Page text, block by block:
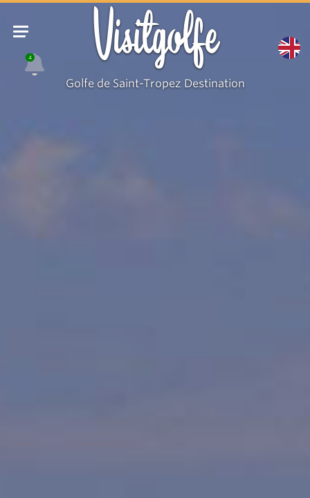
4 Visitgolfe
Golfe de Saint-Tropez Destination